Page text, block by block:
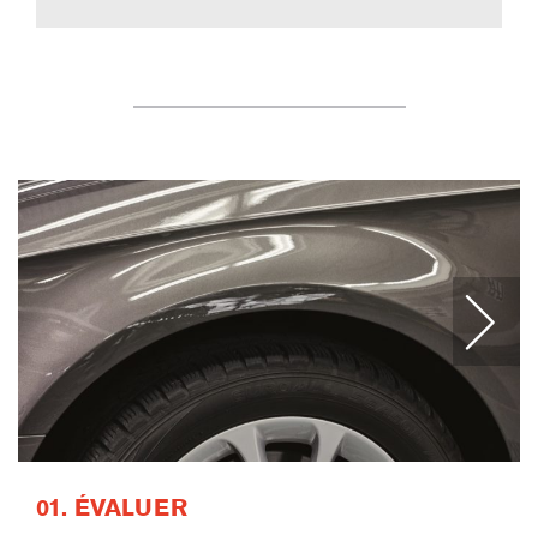
01. ÉVALUER